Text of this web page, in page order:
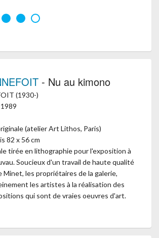
- Nu au kimono
(1930-)
(atelier Art Lithos, Paris)
82 x 56 cm
tirée en lithographie pour l'exposition à
Soucieux d'un travail de haute qualité
Minet, les propriétaires de la galerie,
les artistes à la réalisation des
qui sont de vraies oeuvres d'art.